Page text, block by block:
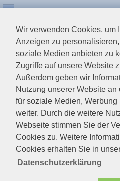
Wir verwenden Cookies, um
Anzeigen zu
soziale Medien anbieten zu
Zugriffe auf unsere Website
Außerdem geben wir
Nutzung unserer Website an
für soziale Medien, Werbung
weiter. Durch die weitere
Webseite stimmen Sie der
Cookies zu. Weitere
Cookies erhalten Sie in
Datenschutzerklärung
Ein Fehler ist aufgetreten!
Dieses Mitglied ist nicht vorhanden.
werden.
Haftungsausschluss /